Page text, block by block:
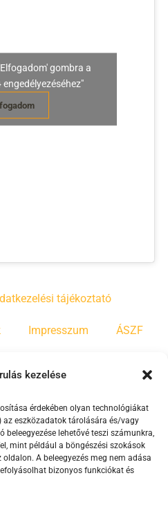
kezelése
érdekében olyan technológiákat
az eszközadatok tárolására és/vagy
beleegyezése lehetővé teszi számunkra,
mint például a böngészési szokások
A beleegyezés meg nem adása
bizonyos funkciókat és
gombra a
tájékoztató
Impresszum ÁSZF